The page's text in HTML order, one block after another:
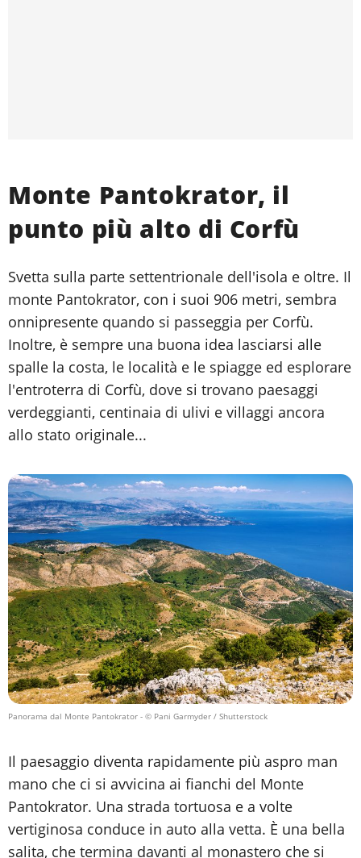
Monte Pantokrator, il
punto più alto di Corfù
Svetta sulla parte settentrionale dell'isola e oltre. Il
monte Pantokrator, con i suoi 906 metri, sembra
onnipresente quando si passeggia per Corfù.
Inoltre, è sempre una buona idea lasciarsi alle
spalle la costa, le località e le spiagge ed esplorare
l'entroterra di Corfù, dove si trovano paesaggi
verdeggianti, centinaia di ulivi e villaggi ancora
allo stato originale...
Panorama dal Monte Pantokrator - © Pani Garmyder / Shutterstock
Il paesaggio diventa rapidamente più aspro man
mano che ci si avvicina ai fianchi del Monte
Pantokrator. Una strada tortuosa e a volte
vertiginosa conduce in auto alla vetta. È una bella
salita, che termina davanti al monastero che si